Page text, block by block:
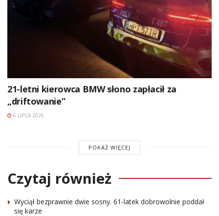
21-letni kierowca BMW słono zapłacił za
„driftowanie”
6 LIPCA 2026
POKAŻ WIĘCEJ
Czytaj również
Wyciął bezprawnie dwie sosny. 61-latek dobrowolnie poddał
się karze